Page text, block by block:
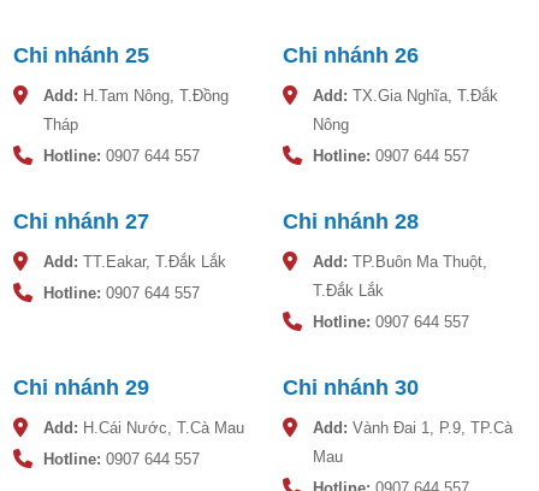
Chi nhánh 25
Add: H.Tam Nông, T.Đồng
Tháp
Hotline: 0907 644 557
Chi nhánh 26
Add: TX.Gia Nghĩa, T.Đắk
Nông
Hotline: 0907 644 557
Chi nhánh 27
Add: TT.Eakar, T.Đắk Lắk
Hotline: 0907 644 557
Chi nhánh 28
Add: TP.Buôn Ma Thuột,
T.Đắk Lắk
Hotline: 0907 644 557
Chi nhánh 29
Add: H.Cái Nước, T.Cà Mau
Hotline: 0907 644 557
Chi nhánh 30
Add: Vành Đai 1, P.9, TP.Cà
Mau